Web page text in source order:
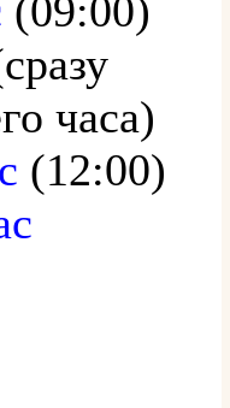
(09:00)
часа)
(12:00)